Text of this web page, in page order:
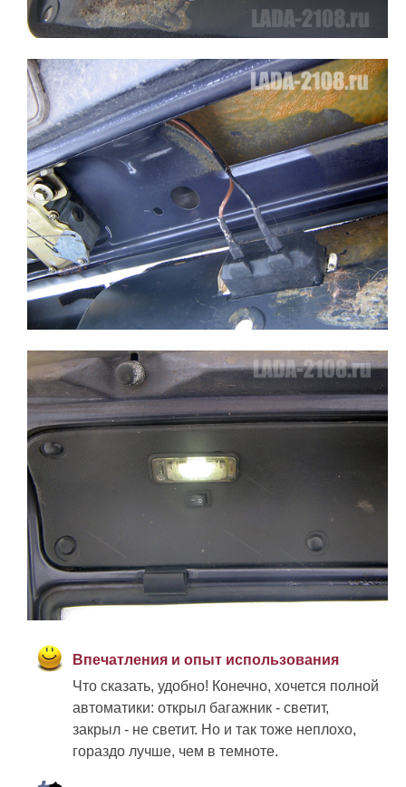
Впечатления и опыт использования
Что сказать, удобно! Конечно, хочется полной
автоматики: открыл багажник - светит,
закрыл - не светит. Но и так тоже неплохо,
гораздо лучше, чем в темноте.